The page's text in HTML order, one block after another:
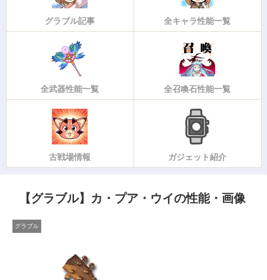
グラブル記事 全キャラ性能一覧
全武器性能一覧 全召喚石性能一覧
古戦場情報 ガジェット紹介
【グラブル】カ・プア・ウイの性能・画像
グラブル